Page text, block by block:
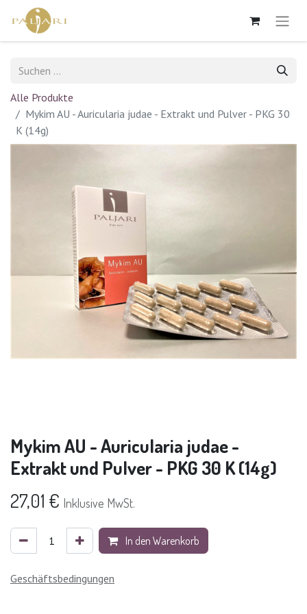
Alle Produkte
Mykim AU - Auricularia judae - Extrakt und Pulver - PKG 30
K (14g)
Mykim AU - Auricularia judae -
Extrakt und Pulver - PKG 30 K (14g)
27,01 € Inklusive MwSt.
In den Warenkorb
Geschäftsbedingungen